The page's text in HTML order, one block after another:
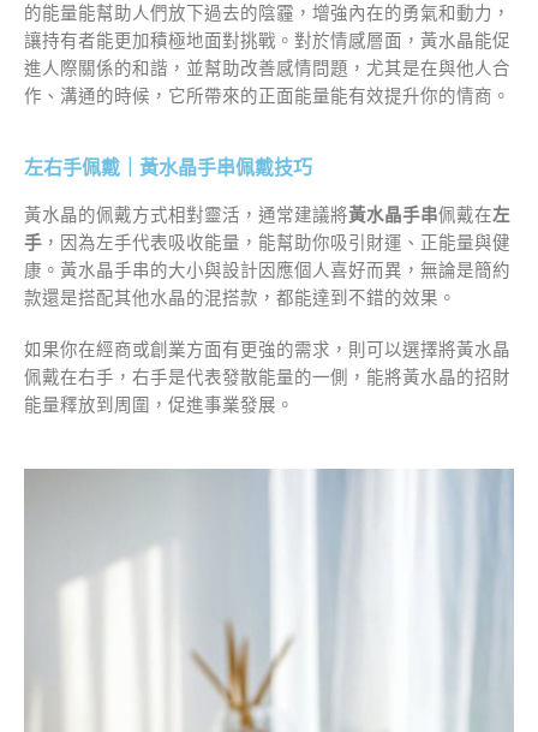
的能量能幫助人們放下過去的陰霾，增強內在的勇氣和動力，
讓持有者能更加積極地面對挑戰。對於情感層面，黃水晶能促
進人際關係的和諧，並幫助改善感情問題，尤其是在與他人合
作、溝通的時候，它所帶來的正面能量能有效提升你的情商。
左右手佩戴｜黃水晶手串佩戴技巧
黃水晶的佩戴方式相對靈活，通常建議將黃水晶手串佩戴在左
手 ，因為左手代表吸收能量，能幫助你吸引財運、正能量與健
康。黃水晶手串的大小與設計因應個人喜好而異，無論是簡約
款還是搭配其他水晶的混搭款，都能達到不錯的效果。
如果你在經商或創業方面有更強的需求，則可以選擇將黃水晶
佩戴在右手，右手是代表發散能量的一側，能將黃水晶的招財
能量釋放到周圍，促進事業發展。